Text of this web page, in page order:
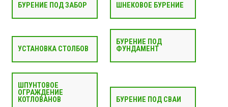
БУРЕНИЕ ПОД ЗАБОР ШНЕКОВОЕ БУРЕНИЕ
УСТАНОВКА СТОЛБОВ
БУРЕНИЕ ПОД
ФУНДАМЕНТ
ШПУНТОВОЕ
ОГРАЖДЕНИЕ
КОТЛОВАНОВ
БУРЕНИЕ ПОД СВАИ